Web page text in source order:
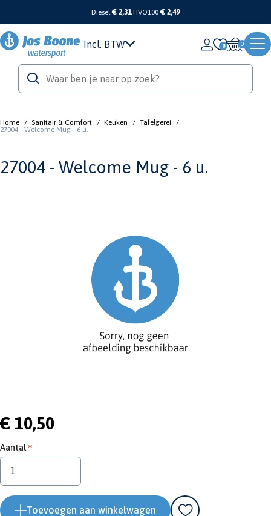
Diesel€ 2,31 HVO100 € 2,49
Incl. BTW 0
Home / Sanitair & Comfort / Keuken / Tafelgerei
/
27004 - Welcome Mug - 6 u.
27004 - Welcome Mug - 6 u.
€ 10,50
Aantal
Toevoegen aan winkelwagen